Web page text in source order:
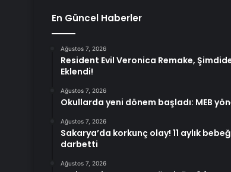
En Güncel Haberler
Ağustos 7, 2026
Resident Evil Veronica Remake,
Eklendi!
Ağustos 7, 2026
Okullarda yeni dönem başladı: MEB
Ağustos 7, 2026
Sakarya’da korkunç olay! 11 aylık
darbetti
Ağustos 7, 2026